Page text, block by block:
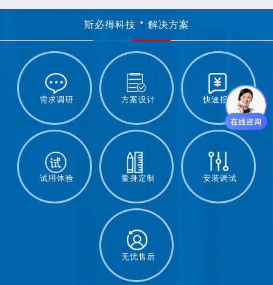
斯必得科技 解决方案
需求调研 方案设计 快速报价
试用体验 量身定制 安装调试
无忧售后